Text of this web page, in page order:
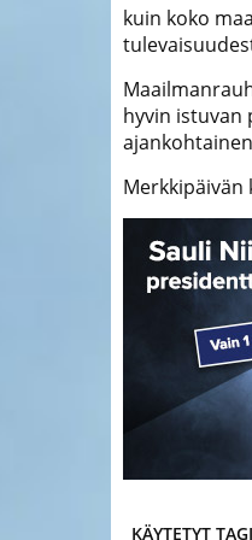
kuin koko
hyvin istuvan
Merkkipäivän
KÄYTETYT